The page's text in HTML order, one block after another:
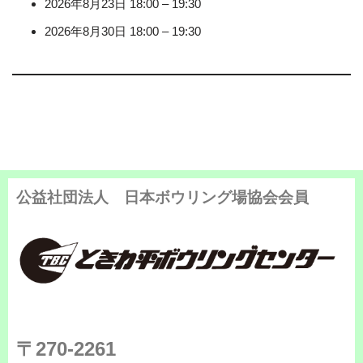
2026年8月23日 18:00 – 19:30
2026年8月30日 18:00 – 19:30
公益社団法人 日本ボウリング場協会会員
〒270-2261